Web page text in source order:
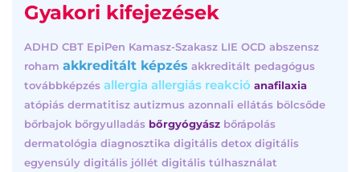
Gyakori kifejezések
ADHD CBT EpiPen Kamasz-Szakasz LIE OCD abszensz
roham akkreditált képzés akkreditált pedagógus
továbbképzés allergia allergiás reakció anafilaxia
atópiás dermatitisz autizmus azonnali ellátás bölcsőde
bőrbajok bőrgyulladás bőrgyógyász bőrápolás
dermatológia diagnosztika digitális detox digitális
egyensúly digitális jóllét digitális túlhasználat